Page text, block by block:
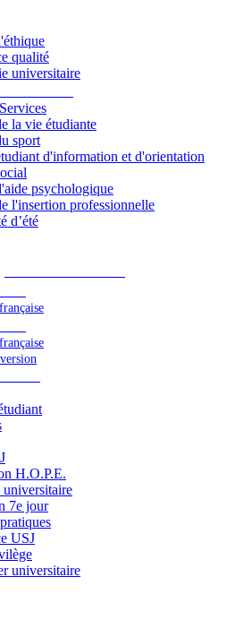
qualité
universitaire
la vie étudiante
sport
d'information et d'orientation
psychologique
l'insertion professionnelle
d’été
H.O.P.E.
universitaire
7e jour
USJ
universitaire